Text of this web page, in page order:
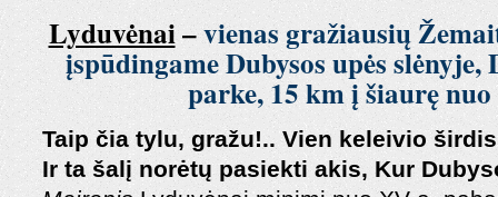
Lyduvėnai–vienas gražiausių
įspūdingame Dubysos upės
parke, 15 km į šiaurę
Taip čia tylu, gražu!.. Vien keleivio širdis
Ir ta šalį norėtų pasiekti akis, Kur